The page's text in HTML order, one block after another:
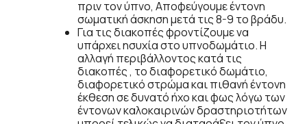
πριν τον ύπνο, Αποφεύγουμε έντονη
σωματική άσκηση μετά τις 8-9 το βράδυ.
Για τις διακοπές φροντίζουμε να
υπάρχει ησυχία στο υπνοδωμάτιο. Η
αλλαγή περιβάλλοντος κατά τις
διακοπές , το διαφορετικό δωμάτιο,
διαφορετικό στρώμα και πιθανή έντονη
έκθεση σε δυνατό ήχο και φως λόγω των
έντονων καλοκαιρινών δραστηριοτήτων